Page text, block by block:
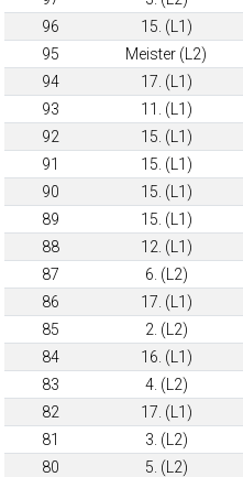
96
15. (L1)
95
Meister (L2)
94
17. (L1)
93
11. (L1)
92
15. (L1)
91
15. (L1)
90
15. (L1)
89
15. (L1)
88
12. (L1)
87
6. (L2)
86
17. (L1)
85
2. (L2)
84
16. (L1)
83
4. (L2)
82
17. (L1)
81
3. (L2)
80
5. (L2)